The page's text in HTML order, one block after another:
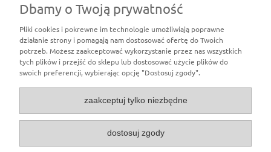
Płatności i dostawa
O nas
Dbamy o Twoją prywatność
Pliki cookies i pokrewne im technologie umożliwiają poprawne
działanie strony i pomagają nam dostosować ofertę do Twoich
potrzeb. Możesz zaakceptować wykorzystanie przez nas wszystkich
tych plików i przejść do sklepu lub dostosować użycie plików do
swoich preferencji, wybierając opcję "Dostosuj zgody".
zaakceptuj tylko niezbędne
dostosuj zgody